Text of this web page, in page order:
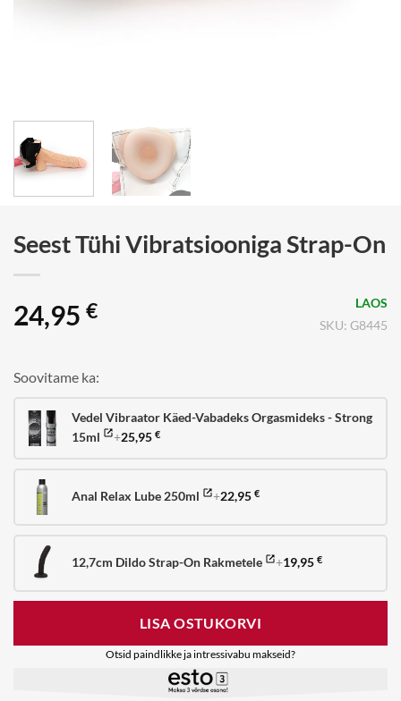
Seest Tühi Vibratsiooniga Strap-On
24,95 €
LAOS
SKU: G8445
Soovitame ka:
Vedel Vibraator Käed-Vabadeks Orgasmideks - Strong
15ml
+25,95 €
Anal Relax Lube 250ml +22,95 €
12,7cm Dildo Strap-On Rakmetele +19,95 €
LISA OSTUKORVI
Otsid paindlikke ja intressivabu makseid?